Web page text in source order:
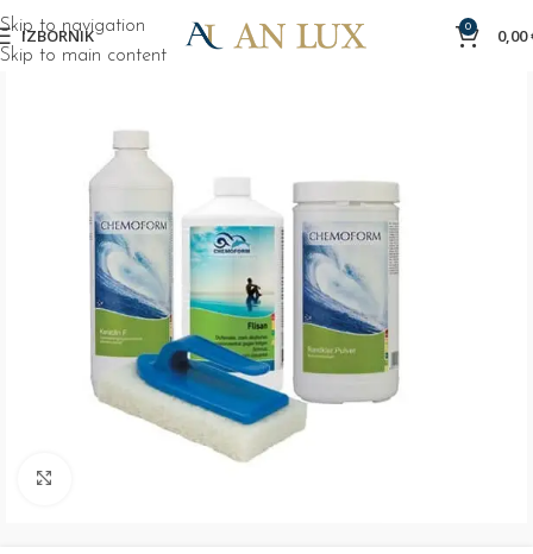
Skip to navigation
Skip to main content
IZBORNIK 0 0,00